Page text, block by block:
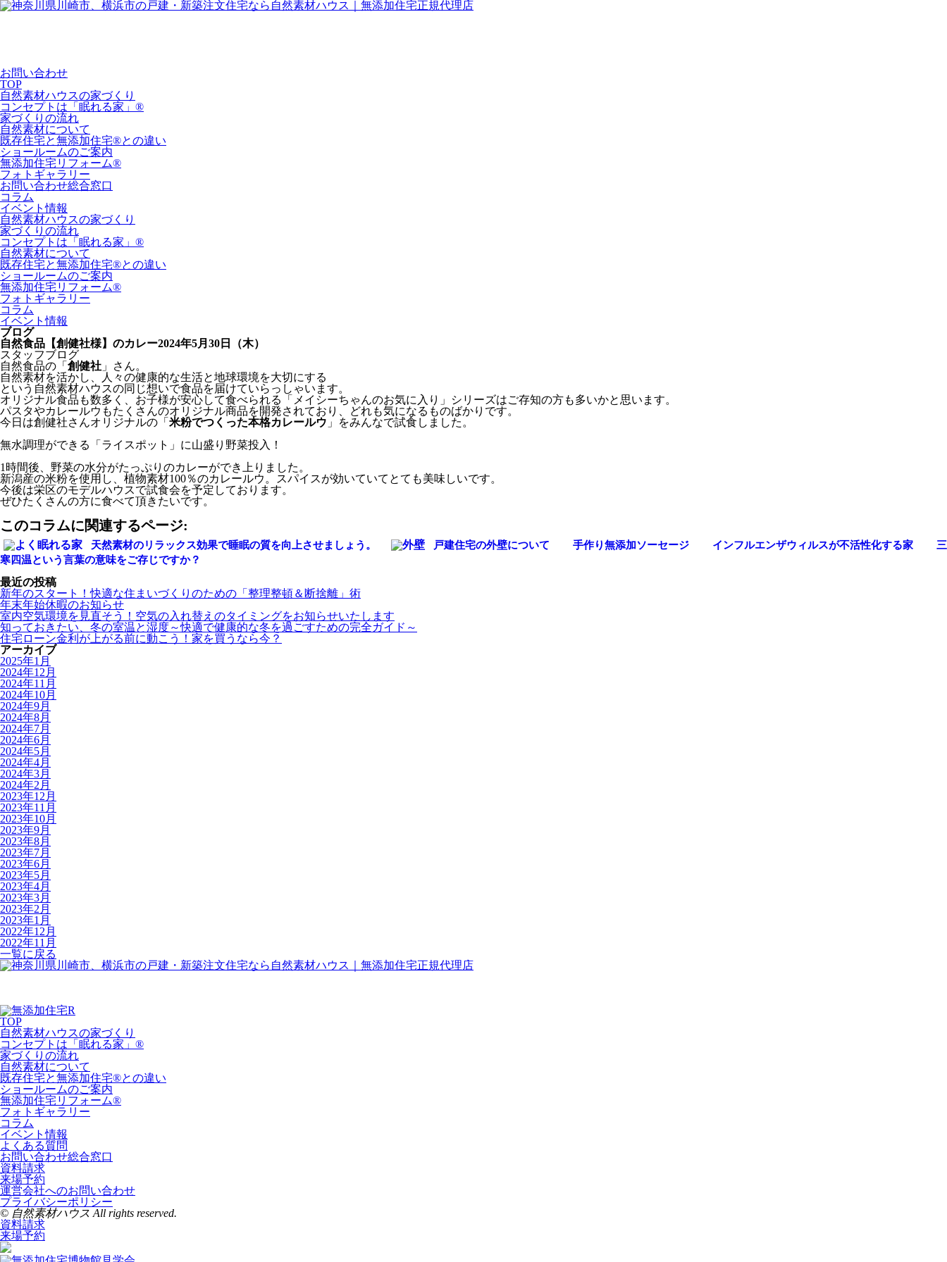
お問い合わせ
TOP
自然素材ハウスの家づくり
コンセプトは「眠れる家」®
家づくりの流れ
自然素材について
既存住宅と無添加住宅®との違い
ショールームのご案内
無添加住宅リフォーム®
フォトギャラリー
お問い合わせ総合窓口
コラム
イベント情報
自然素材ハウスの家づくり
家づくりの流れ
コンセプトは「眠れる家」®
自然素材について
既存住宅と無添加住宅®との違い
ショールームのご案内
無添加住宅リフォーム®
フォトギャラリー
コラム
イベント情報
ブログ
自然食品【創健社様】のカレー2024年5月30日（木）
スタッフブログ
自然食品の「 創健社 」さん。
自然素材を活かし、人々の健康的な生活と地球環境を大切にする
という自然素材ハウスの同じ想いで食品を届けていらっしゃいます。
オリジナル食品も数多く、お子様が安心して食べられる「メイシーちゃんのお気に入り」シリーズはご存知の方も多いかと思います。
パスタやカレールウもたくさんのオリジナル商品を開発されており、どれも気になるものばかりです。
今日は創健社さんオリジナルの「 米粉でつくった本格カレールウ 」をみんなで試食しました。
無水調理ができる「ライスポット」に山盛り野菜投入！
1時間後、野菜の水分がたっぷりのカレーができ上りました。
新潟産の米粉を使用し、植物素材100％のカレールウ。スパイスが効いていてとても美味しいです。
今後は栄区のモデルハウスで試食会を予定しております。
ぜひたくさんの方に食べて頂きたいです。
このコラムに関連するページ:
天然素材のリラックス効果で睡眠の質を向上させましょう。 戸建住宅の外壁について 手作り無添加ソーセージ インフルエンザウィルスが不活性化する家
三
寒四温という言葉の意味をご存じですか？
最近の投稿
新年のスタート！快適な住まいづくりのための「整理整頓＆断捨離」術
年末年始休暇のお知らせ
室内空気環境を見直そう！空気の入れ替えのタイミングをお知らせいたします
知っておきたい、冬の室温と湿度～快適で健康的な冬を過ごすための完全ガイド～
住宅ローン金利が上がる前に動こう！家を買うなら今？
アーカイブ
2025年1月
2024年12月
2024年11月
2024年10月
2024年9月
2024年8月
2024年7月
2024年6月
2024年5月
2024年4月
2024年3月
2024年2月
2023年12月
2023年11月
2023年10月
2023年9月
2023年8月
2023年7月
2023年6月
2023年5月
2023年4月
2023年3月
2023年2月
2023年1月
2022年12月
2022年11月
一覧に戻る
TOP
自然素材ハウスの家づくり
コンセプトは「眠れる家」®
家づくりの流れ
自然素材について
既存住宅と無添加住宅®との違い
ショールームのご案内
無添加住宅リフォーム®
フォトギャラリー
コラム
イベント情報
よくある質問
お問い合わせ総合窓口
資料請求
来場予約
運営会社へのお問い合わせ
プライバシーポリシー
© 自然素材ハウス All rights reserved.
資料請求
来場予約